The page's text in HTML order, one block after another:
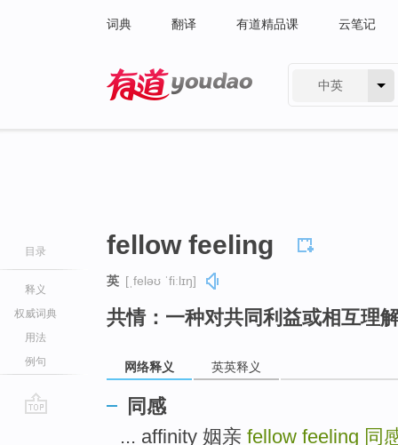
词典 翻译 有道精品课 云笔记
中英
目录
释义
权威词典
用法
例句
fellow feeling
英 [ˌfeləʊ ˈfiːlɪŋ]
共情：一种对共同利益或相互理
网络释义 英英释义
同感
... affinity 姻亲 fellow feeling 同